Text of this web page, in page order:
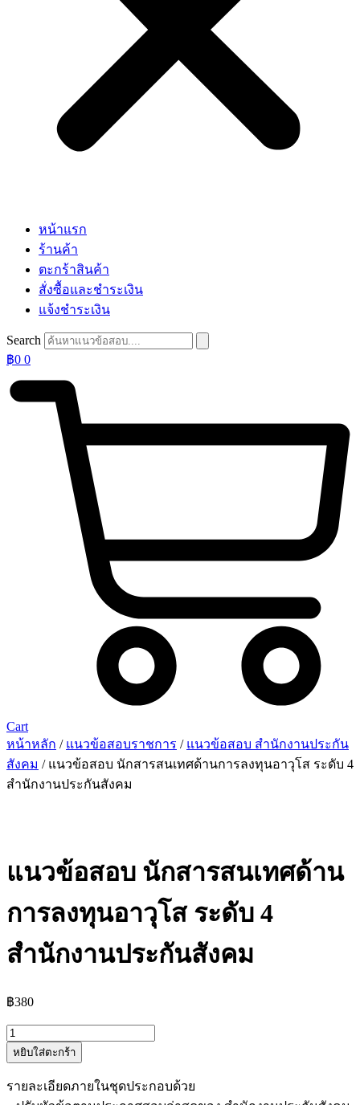
หน้าแรก
ร้านค้า
ตะกร้าสินค้า
สั่งซื้อและชำระเงิน
แจ้งชำระเงิน
Search
฿0 0
Cart
หน้าหลัก / แนวข้อสอบราชการ / แนวข้อสอบ สำนักงานประกัน
สังคม / แนวข้อสอบ นักสารสนเทศด้านการลงทุนอาวุโส ระดับ 4
สำนักงานประกันสังคม
แนวข้อสอบ นักสารสนเทศด้าน
การลงทุนอาวุโส ระดับ 4
สำนักงานประกันสังคม
฿380
จำนวน
แนว
นัก
หยิบใส่ตะกร้า
รายละเอียดภายในชุดประกอบด้วย